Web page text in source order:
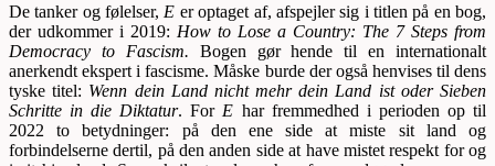
De tanker og følelser, E er optaget af, afspejler sig i titlen på en bog,
der udkommer i 2019: How to Lose a Country: The 7 Steps from
Democracy to Fascism. Bogen gør hende til en internationalt
anerkendt ekspert i fascisme. Måske burde der også henvises til dens
tyske titel: Wenn dein Land nicht mehr dein Land ist oder Sieben
Schritte in die Diktatur. For E har fremmedhed i perioden op til
2022 to betydninger: på den ene side at miste sit land og
forbindelserne dertil, på den anden side at have mistet respekt for og